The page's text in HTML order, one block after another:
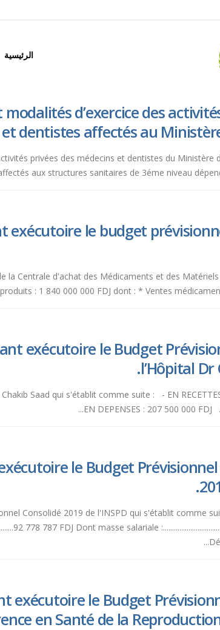
الرئيسية
d’exercice des
dentistes affectés au
privées des médecins et dentistes du Ministère
aux structures sanitaires de 3éme niveau
le budget
Centrale d'achat des Médicaments et des Matériels
: 1 840 000 000 FDJ dont : * Ventes médicaments
exécutoire le Budget
l’Hôpital Dr
Saad qui s'établit comme suite : - EN
EN DEPENSES : 207 500 000 FDJ
le Budget Prévisionnel
Consolidé 2019 de l'INSPD qui s'établit comme
778 787 FDJ Dont masse salariale
exécutoire le Budget
en Santé de la Reproduction